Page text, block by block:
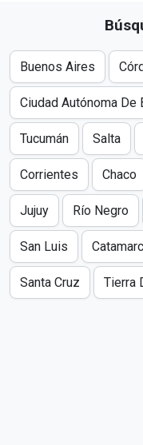
Buenos Aires
Ciudad Autónoma De
Tucumán Salta
Corrientes Chaco
Jujuy Río Negro
San Luis
Santa Cruz Tierra